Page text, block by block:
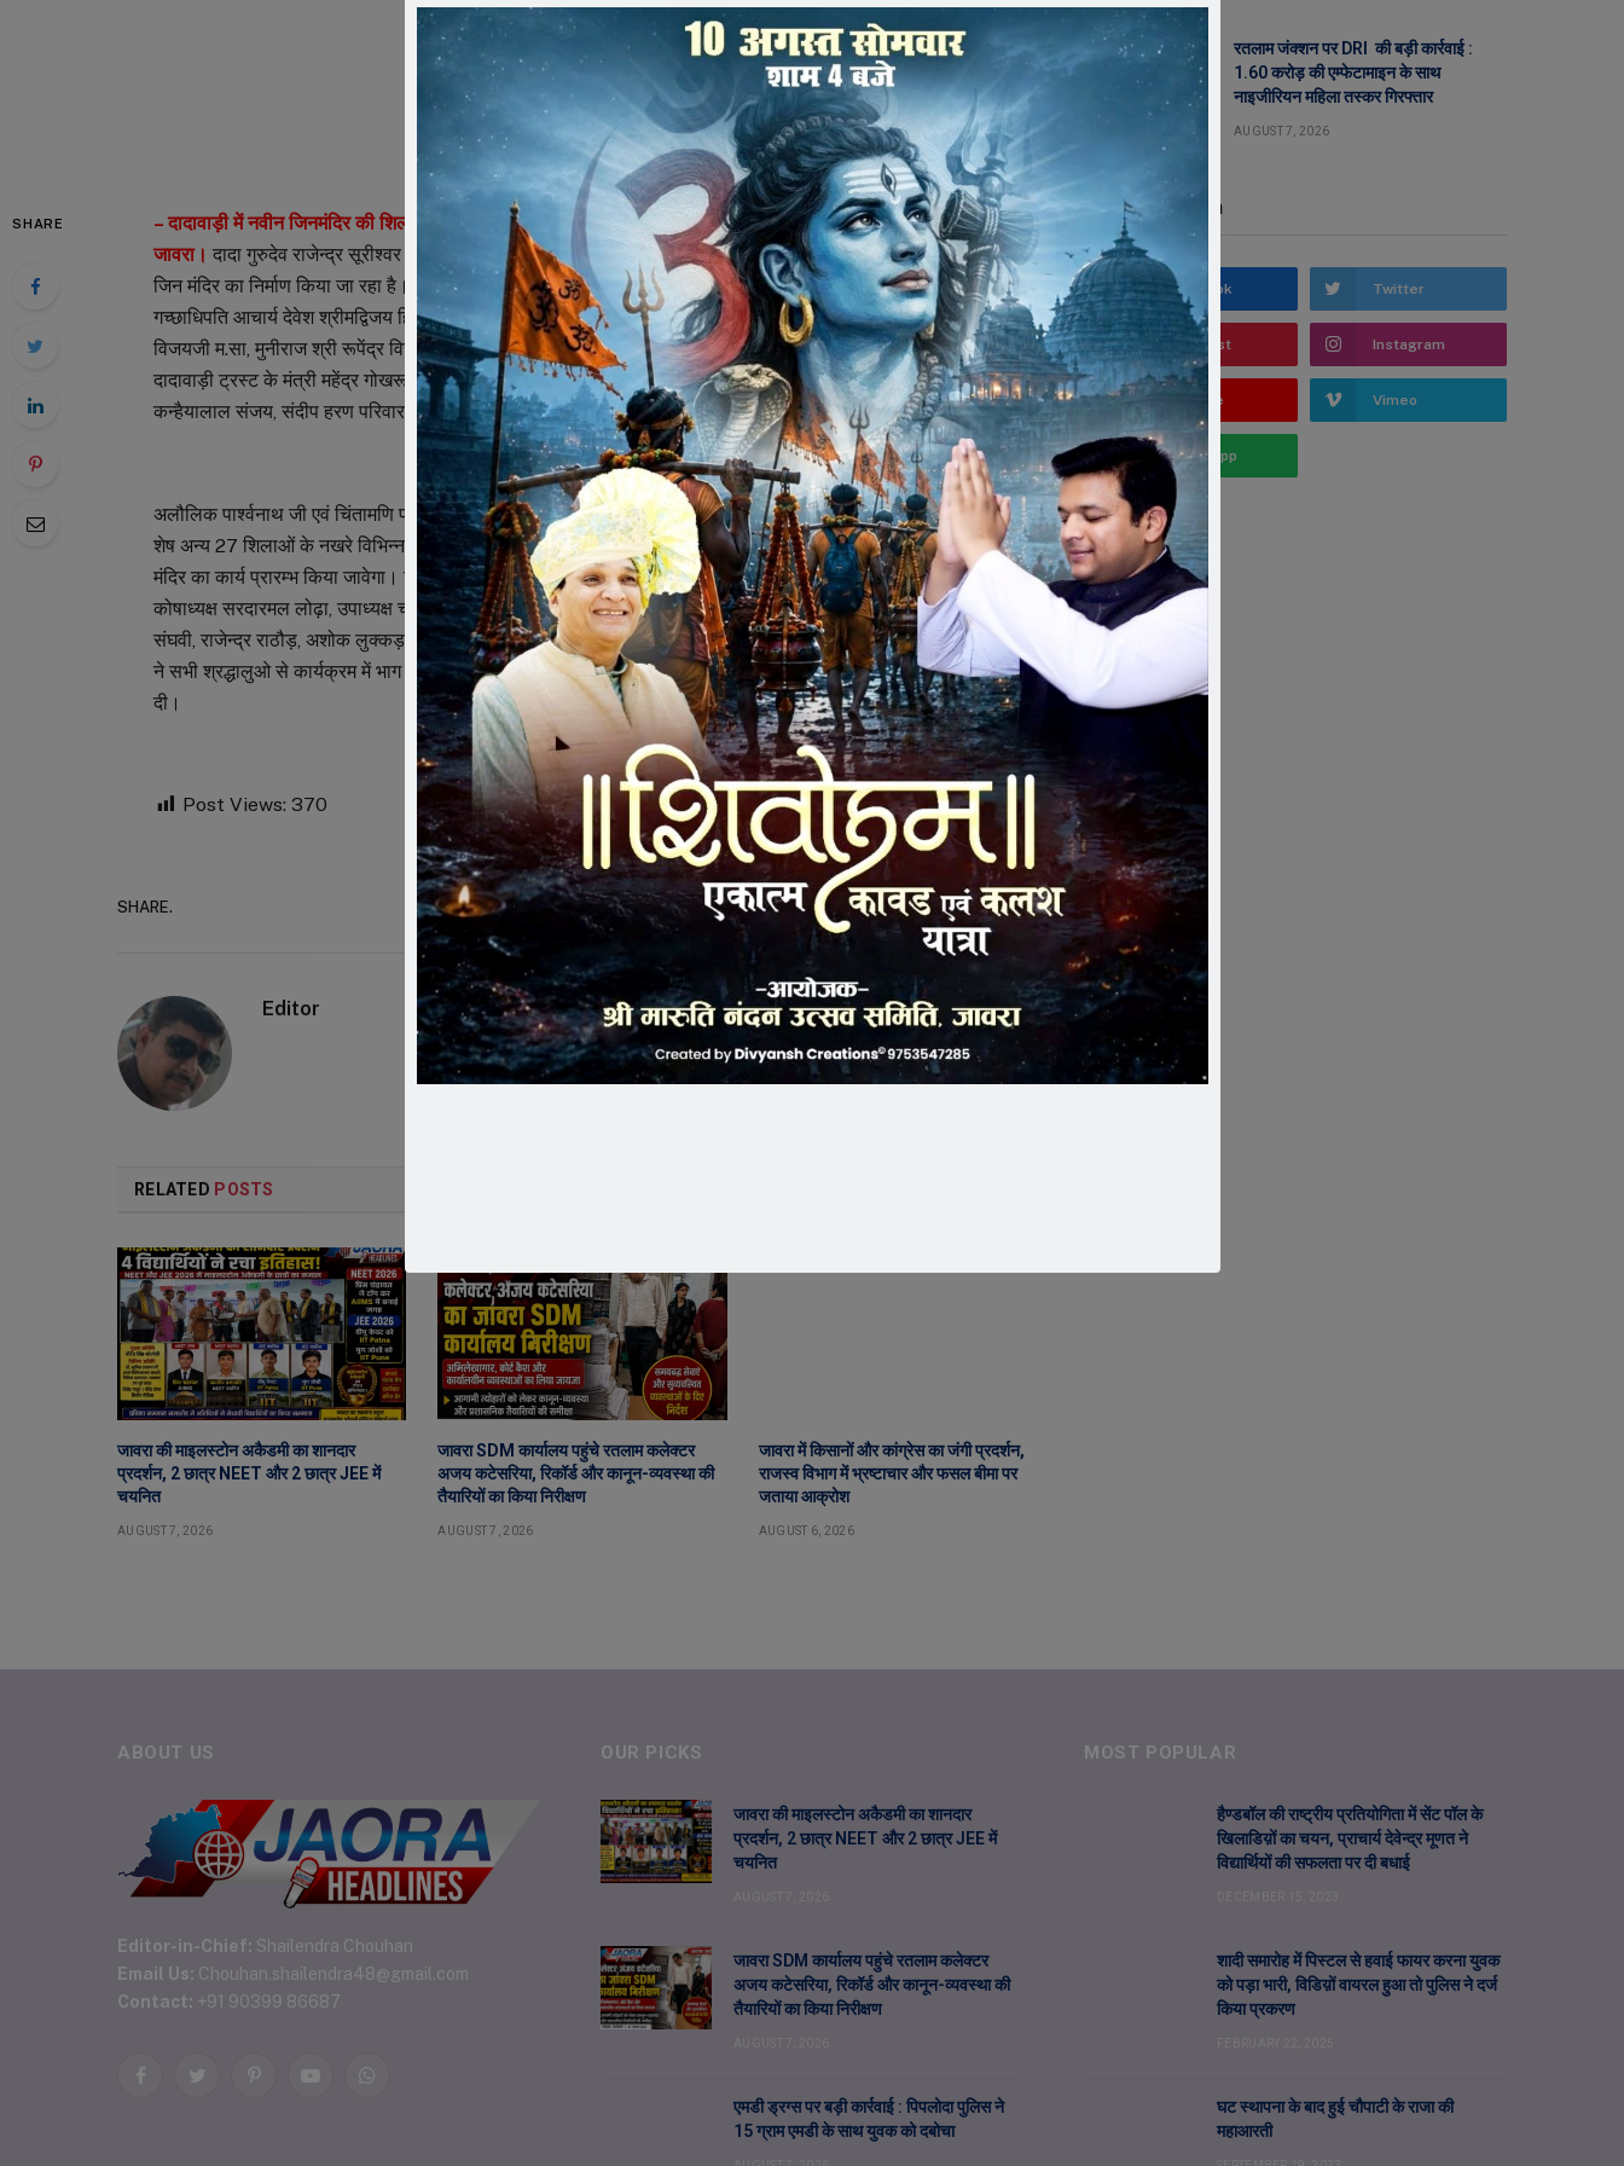
SHARE
– दादावाड़ी में नवीन जिनमंदिर की शिला पूजन 23 जनवरी को
जावरा। दादा गुरुदेव राजेन्द्र सूरीश्वर जी म सा की क्रियोद्धार पुण्य भूमि पर स्थित दादावाड़ी में गुरु मंदिर का जीर्णोद्धार एवँ नवीन
जिन मंदिर का निर्माण किया जा रहा है। दादावाड़ी में नवीन जिन मंदिर की शिला पूजन का कार्यक्रम 23 जनवरी की प.पु.
गच्छाधिपति आचार्य देवेश श्रीमद्विजय हितेशचंद्र सूरीश्वर जी म सा मुनीराज श्री दिव्यचन्द्र विजय जी म.सा, मुनिराज श्री पुष्पेंद्र
विजयजी म.सा, मुनीराज श्री रूपेंद्र विजयजी म.सा, मुनीराज श्री वैराग्य यश विजयजी म सा की पावनकारी निश्रा में होने जा रहा है।
दादावाड़ी ट्रस्ट के मंत्री महेंद्र गोखरू ने बताया कि नवीन जिन मंदिर की दादा शंखेश्वर पार्श्वनाथजी की मुख्य शिला का लाभ
कन्हैयालाल संजय, संदीप हरण परिवार ने लिया।
अलौलिक पार्श्वनाथ जी एवं चिंतामणि पार्श्वनाथ जी की मुख्य शिला का लाभ प्रिशा भाई अनदिप्रताप बहन वृद्धि गोखरू ने लिया हैं,
शेष अन्य 27 शिलाओं के नखरे विभिन्न लाभार्थियों ने लिये है। सभी शिलाओं की प्रात: शुभ मुहूर्त में पूजन कर स्थापित कर नवीन
मंदिर का कार्य प्रारम्भ किया जावेगा। श्री राजेन्द्र सूरी जैन दादावाड़ी चेरेटिबल ट्रस्ट के अध्यक्ष समाज रत्न के.एल. सकलेचा,
कोषाध्यक्ष सरदारमल लोढ़ा, उपाध्यक्ष चंदनमल कोठारी, ट्रस्टी अशोक कोठारी, मि_ूलाल ओस्तवाल, विनोद वरमेचा, राजेन्द्र
संघवी, राजेन्द्र राठौड़, अशोक लुक्कड़, जितेंद्र संचेती, वर्धमान रुणवाल, कांतिलाल कर्णावट, श्रीसंघ के कार्यध्यक्ष प्रकाश चोरडिय़ा
ने सभी श्रद्धालुओ से कार्यक्रम में भाग लेने का निवेदन किया हैं। जानकारी श्रीसंघ के राष्ट्रीय मीडिया प्रभारी अनिल चोपड़ा ने
दी।
Post Views: 370
SHARE.
Facebook Twitter Pinterest LinkedIn Tumblr Telegram Email
Editor
RELATED POSTS
जावरा की माइलस्टोन अकैडमी का शानदार
प्रदर्शन, 2 छात्र NEET और 2 छात्र JEE में
चयनित
AUGUST 7, 2026
जावरा SDM कार्यालय पहुंचे रतलाम कलेक्टर
अजय कटेसरिया, रिकॉर्ड और कानून-व्यवस्था की
तैयारियों का किया निरीक्षण
AUGUST 7, 2026
जावरा में किसानों और कांग्रेस का जंगी प्रदर्शन,
राजस्व विभाग में भ्रष्टाचार और फसल बीमा पर
जताया आक्रोश
AUGUST 6, 2026
रतलाम जंक्शन पर DRI की बड़ी कार्रवाई :
1.60 करोड़ की एम्फेटामाइन के साथ
नाइजीरियन महिला तस्कर गिरफ्तार
AUGUST 7, 2026
Stay In Touch
Facebook Twitter
Pinterest Instagram
YouTube Vimeo
WhatsApp
ABOUT US
Editor-in-Chief: Shailendra Chouhan
Email Us: Chouhan.shailendra48@gmail.com
Contact: +91 90399 86687
FacebookTwitterPinterestYouTubeWhatsApp
OUR PICKS
जावरा की माइलस्टोन अकैडमी का शानदार
प्रदर्शन, 2 छात्र NEET और 2 छात्र JEE में
चयनित
जावरा SDM कार्यालय पहुंचे रतलाम कलेक्टर
अजय कटेसरिया, रिकॉर्ड और कानून-व्यवस्था की
तैयारियों का किया निरीक्षण
एमडी ड्रग्स पर बड़ी कार्रवाई : पिपलोदा पुलिस ने
15 ग्राम एमडी के साथ युवक को दबोचा
MOST POPULAR
हैण्डबॉल की राष्ट्रीय प्रतियोगिता में सेंट पॉल के
खिलाडिय़ों का चयन, प्राचार्य देवेन्द्र मूणत ने
विद्यार्थियों की सफलता पर दी बधाई
शादी समारोह में पिस्टल से हवाई फायर करना युवक
को पड़ा भारी, विडिय़ों वायरल हुआ तो पुलिस ने दर्ज
किया प्रकरण
घट स्थापना के बाद हुई चौपाटी के राजा की
महाआरती